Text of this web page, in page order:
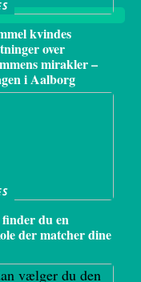
kvindes
over
mirakler –
i Aalborg
du en
der matcher dine